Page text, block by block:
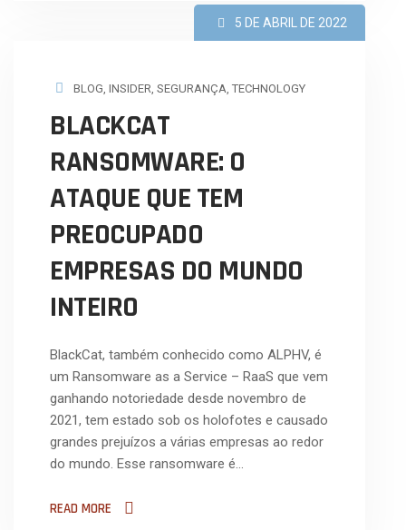
5 DE ABRIL DE 2022
BLOG, INSIDER, SEGURANÇA, TECHNOLOGY
BLACKCAT
RANSOMWARE: O
ATAQUE QUE TEM
PREOCUPADO
EMPRESAS DO MUNDO
INTEIRO
BlackCat, também conhecido como ALPHV, é
um Ransomware as a Service – RaaS que vem
ganhando notoriedade desde novembro de
2021, tem estado sob os holofotes e causado
grandes prejuízos a várias empresas ao redor
do mundo. Esse ransomware é…
READ MORE